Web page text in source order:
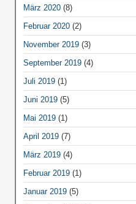
März 2020(8)
Februar 2020(2)
November 2019(3)
September 2019(4)
Juli 2019(1)
Juni 2019(5)
Mai 2019(1)
April 2019(7)
März 2019(4)
Februar 2019(1)
Januar 2019(5)